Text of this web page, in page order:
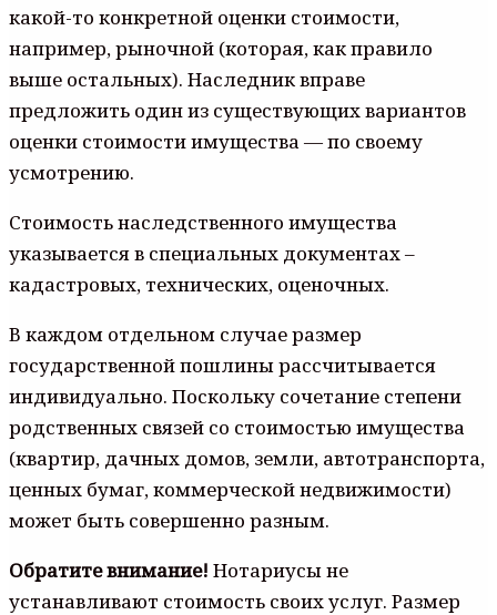
какой-то конкретной оценки стоимости,
например, рыночной (которая, как правило
выше остальных). Наследник вправе
предложить один из существующих вариантов
оценки стоимости имущества — по своему
усмотрению.
Стоимость наследственного имущества
указывается в специальных документах –
кадастровых, технических, оценочных.
В каждом отдельном случае размер
государственной пошлины рассчитывается
индивидуально. Поскольку сочетание степени
родственных связей со стоимостью имущества
(квартир, дачных домов, земли, автотранспорта,
ценных бумаг, коммерческой недвижимости)
может быть совершенно разным.
Обратите внимание! Нотариусы не
устанавливают стоимость своих услуг. Размер